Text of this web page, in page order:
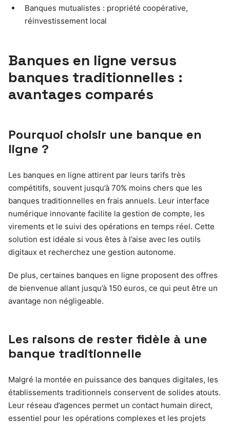
Banques mutualistes : propriété coopérative,
réinvestissement local
Banques en ligne versus
banques traditionnelles :
avantages comparés
Pourquoi choisir une banque en
ligne ?
Les banques en ligne attirent par leurs tarifs très
compétitifs, souvent jusqu’à 70% moins chers que les
banques traditionnelles en frais annuels. Leur interface
numérique innovante facilite la gestion de compte, les
virements et le suivi des opérations en temps réel. Cette
solution est idéale si vous êtes à l’aise avec les outils
digitaux et recherchez une gestion autonome.
De plus, certaines banques en ligne proposent des offres
de bienvenue allant jusqu’à 150 euros, ce qui peut être un
avantage non négligeable.
Les raisons de rester fidèle à une
banque traditionnelle
Malgré la montée en puissance des banques digitales, les
établissements traditionnels conservent de solides atouts.
Leur réseau d’agences permet un contact humain direct,
essentiel pour les opérations complexes et les projets